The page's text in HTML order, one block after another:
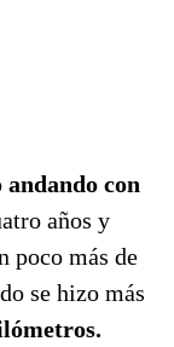
andando con
años y
poco más de
se hizo más